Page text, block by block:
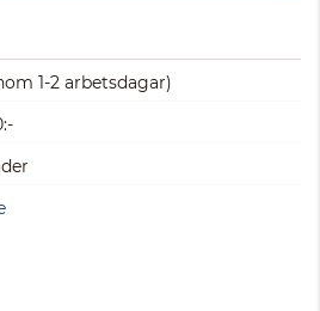
1-2 arbetsdagar)